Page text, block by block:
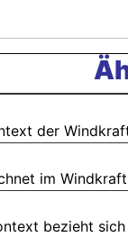
der
im
bezieht